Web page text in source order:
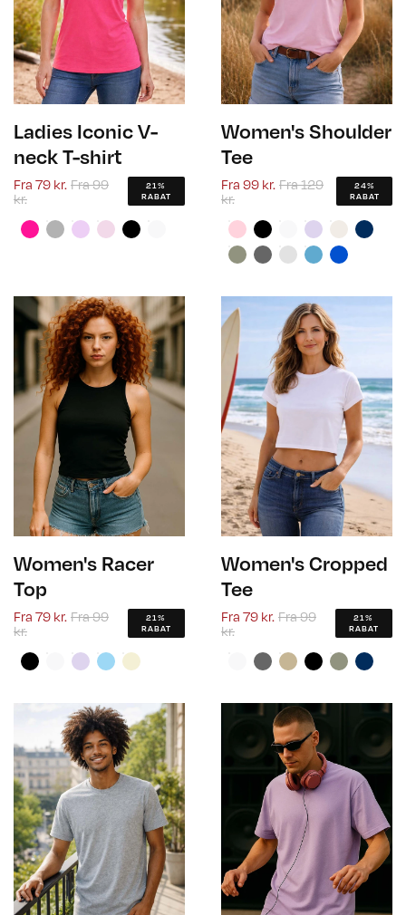
Ladies Iconic V-
neck T-shirt
Fra 79 kr. Fra99
kr.
21%
RABAT
Women's Shoulder
Tee
Fra 99 kr. Fra129
kr.
24%
RABAT
Women's Racer
Top
Fra 79 kr. Fra99
kr.
21%
RABAT
Women's Cropped
Tee
Fra 79 kr. Fra99
kr.
21%
RABAT